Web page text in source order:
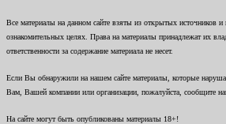
Все материалы на данном сайте взяты из открытых источников и
ознакомительных целях. Права на материалы принадлежат их
ответственности за содержание материала не несет.
Если Вы обнаружили на нашем сайте материалы, которые
Вам, Вашей компании или организации, пожалуйста, сообщите
На сайте могут быть опубликованы материалы 18+!